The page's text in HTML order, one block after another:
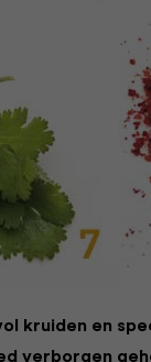
kruiden en
verborgen